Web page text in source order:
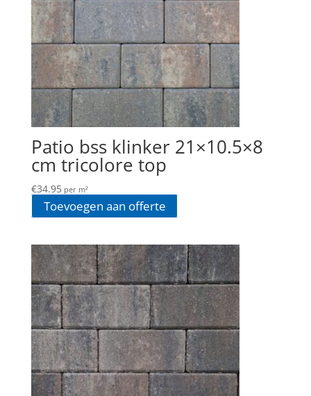
Patio bss klinker 21×10.5×8
cm tricolore top
€34.95per m²
Toevoegen aan offerte